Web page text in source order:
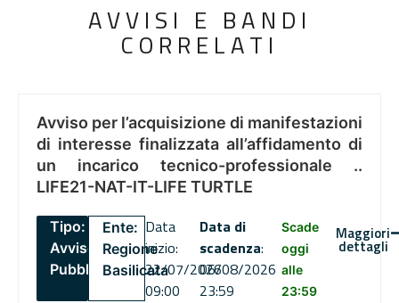
AVVISI E BANDI
CORRELATI
Avviso per l’acquisizione di manifestazioni
di interesse finalizzata all’affidamento di
un incarico tecnico-professionale ..
LIFE21-NAT-IT-LIFE TURTLE
Tipo:
Avviso
Pubblico
Ente:
Regione
Basilicata
Data
inizio:
22/07/2026
09:00
Data di
scadenza:
06/08/2026
23:59
Scade
oggi
alle
23:59
Maggiori
dettagli